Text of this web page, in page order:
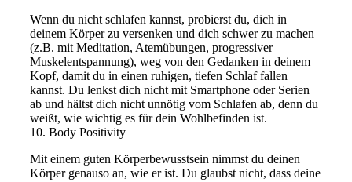
Wenn du nicht schlafen kannst, probierst du, dich in
deinem Körper zu versenken und dich schwer zu machen
(z.B. mit Meditation, Atemübungen, progressiver
Muskelentspannung), weg von den Gedanken in deinem
Kopf, damit du in einen ruhigen, tiefen Schlaf fallen
kannst. Du lenkst dich nicht mit Smartphone oder Serien
ab und hältst dich nicht unnötig vom Schlafen ab, denn du
weißt, wie wichtig es für dein Wohlbefinden ist.
10. Body Positivity
Mit einem guten Körperbewusstsein nimmst du deinen
Körper genauso an, wie er ist. Du glaubst nicht, dass deine